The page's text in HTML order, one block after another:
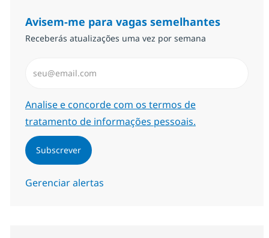
Avisem-me para vagas semelhantes
Receberás atualizações uma vez por semana
Required
Analise e concorde com os termos de
tratamento de informações pessoais.
Subscrever
Gerenciar alertas